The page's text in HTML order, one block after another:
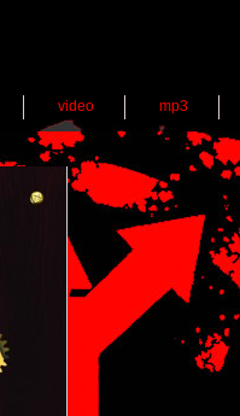
video mp3